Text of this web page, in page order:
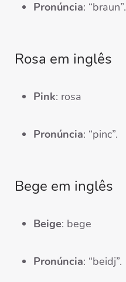
Pronúncia: “braun”.
Rosa em inglês
Pink: rosa
Pronúncia: “pinc”.
Bege em inglês
Beige: bege
Pronúncia: “beidj”.